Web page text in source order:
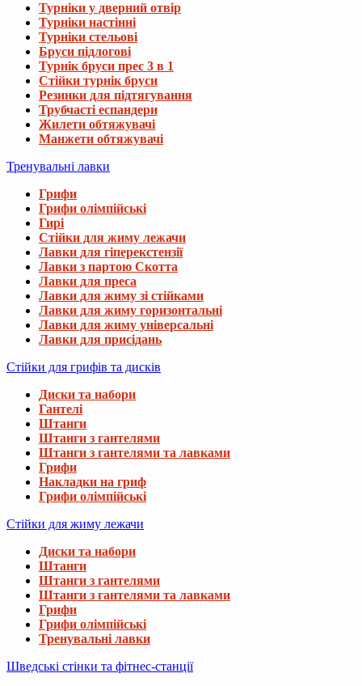
Турніки у дверний отвір
Турніки настінні
Турніки стельові
Бруси підлогові
Турнік бруси прес 3 в 1
Стійки турнік бруси
Резинки для підтягування
Трубчасті еспандери
Жилети обтяжувачі
Манжети обтяжувачі
Тренувальні лавки
Грифи
Грифи олімпійські
Гирі
Стійки для жиму лежачи
Лавки для гіперекстензії
Лавки з партою Скотта
Лавки для преса
Лавки для жиму зі стійками
Лавки для жиму горизонтальні
Лавки для жиму універсальні
Лавки для присідань
Стійки для грифів та дисків
Диски та набори
Гантелі
Штанги
Штанги з гантелями
Штанги з гантелями та лавками
Грифи
Накладки на гриф
Грифи олімпійські
Стійки для жиму лежачи
Диски та набори
Штанги
Штанги з гантелями
Штанги з гантелями та лавками
Грифи
Грифи олімпійські
Тренувальні лавки
Шведські стінки та фітнес-станції